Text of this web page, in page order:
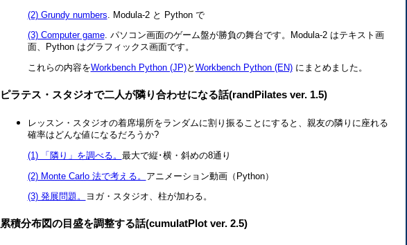
(2) Grundy numbers . Modula-2 と Python で
(3) Computer game. パソコン画面のゲーム盤が勝負の舞台です。Modula-2 はテキスト画
面、Python はグラフィックス画面です。
これらの内容をWorkbench Python (JP)と Workbench Python (EN)にまとめました。
ピラテス・スタジオで二人が隣り合わせになる話(randPilates ver. 1.5)
レッスン・スタジオの着席場所をランダムに割り振ることにすると、親友の隣りに座れる
確率はどんな値になるだろうか?
(1) 「隣り」を調べる。 最大で縦･横・斜めの8通り
(2) Monte Carlo 法で考える。 アニメーション動画（Python）
(3) 発展問題。 ヨガ・スタジオ、柱が加わる。
累積分布図の目盛を調整する話(cumulatPlot ver. 2.5)